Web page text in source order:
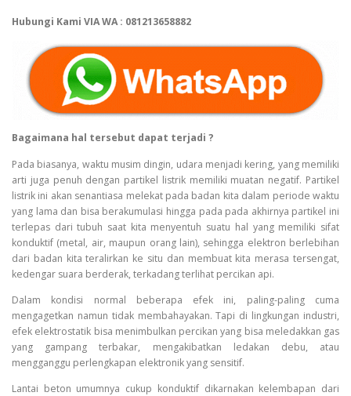
Hubungi Kami VIA WA : 081213658882
Bagaimana hal tersebut dapat terjadi ?
Pada biasanya, waktu musim dingin, udara menjadi kering, yang memiliki
arti juga penuh dengan partikel listrik memiliki muatan negatif. Partikel
listrik ini akan senantiasa melekat pada badan kita dalam periode waktu
yang lama dan bisa berakumulasi hingga pada pada akhirnya partikel ini
terlepas dari tubuh saat kita menyentuh suatu hal yang memiliki sifat
konduktif (metal, air, maupun orang lain), sehingga elektron berlebihan
dari badan kita teralirkan ke situ dan membuat kita merasa tersengat,
kedengar suara berderak, terkadang terlihat percikan api.
Dalam kondisi normal beberapa efek ini, paling-paling cuma
mengagetkan namun tidak membahayakan. Tapi di lingkungan industri,
efek elektrostatik bisa menimbulkan percikan yang bisa meledakkan gas
yang gampang terbakar, mengakibatkan ledakan debu, atau
mengganggu perlengkapan elektronik yang sensitif.
Lantai beton umumnya cukup konduktif dikarnakan kelembapan dari